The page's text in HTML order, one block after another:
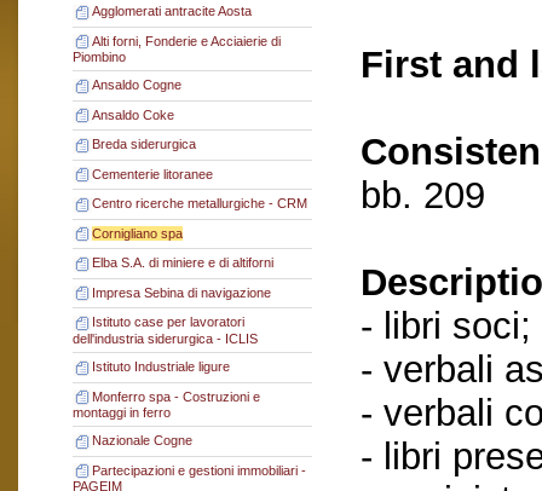
Agglomerati antracite Aosta
Alti forni, Fonderie e Acciaierie di
Piombino
Ansaldo Cogne
Ansaldo Coke
Breda siderurgica
Cementerie litoranee
Centro ricerche metallurgiche - CRM
Cornigliano spa
Elba S.A. di miniere e di altiforni
Impresa Sebina di navigazione
Istituto case per lavoratori
dell'industria siderurgica - ICLIS
Istituto Industriale ligure
Monferro spa - Costruzioni e
montaggi in ferro
Nazionale Cogne
Partecipazioni e gestioni immobiliari -
PAGEIM
First and
bb. 209
- libri soci;
- verbali
- verbali
- libri